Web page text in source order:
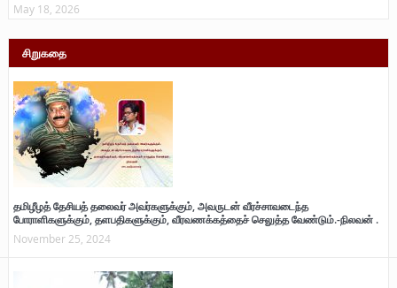
May 18, 2026
சிறுகதை
தமிழீழத் தேசியத் தலைவர் அவர்களுக்கும், அவருடன் வீரச்சாவடைந்த
போராளிகளுக்கும், தளபதிகளுக்கும், வீரவணக்கத்தைச் செலுத்த வேண்டும்.-நிலவன் .
November 25, 2024